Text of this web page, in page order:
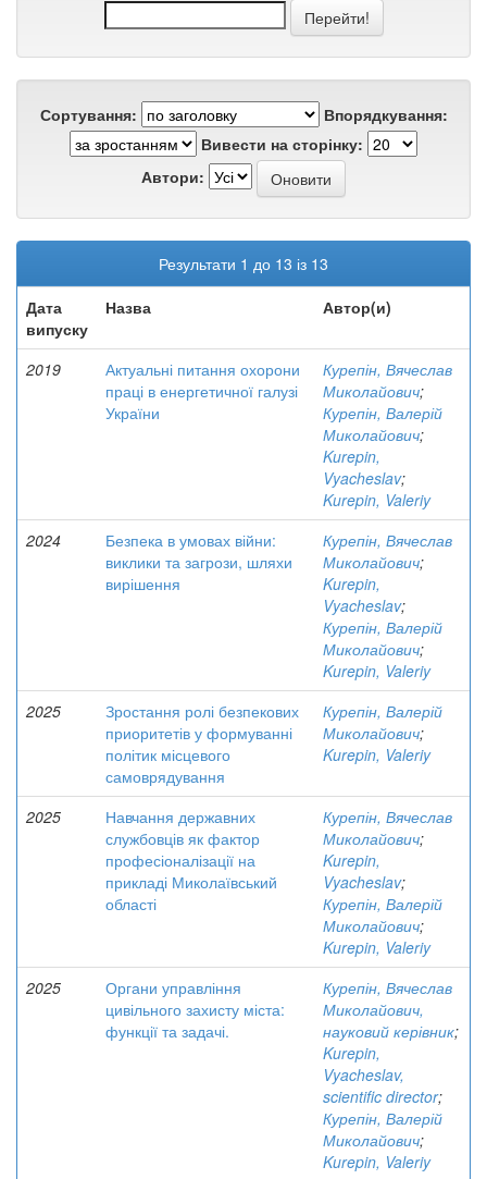
Сортування:
Впорядкування:
Вивести на сторінку:
Автори:
Результати 1 до 13 із 13
Дата
випуску
Назва Автор(и)
2019
Актуальні питання охорони
праці в енергетичної галузі
України
Курепін, Вячеслав
Миколайович;
Курепін, Валерій
Миколайович;
Kurepin,
Vyacheslav;
Kurepin, Valeriy
2024
Безпека в умовах війни:
виклики та загрози, шляхи
вирішення
Курепін, Вячеслав
Миколайович;
Kurepin,
Vyacheslav;
Курепін, Валерій
Миколайович;
Kurepin, Valeriy
2025
Зростання ролі безпекових
приоритетів у формуванні
політик місцевого
самоврядування
Курепін, Валерій
Миколайович;
Kurepin, Valeriy
2025
Навчання державних
службовців як фактор
професіоналізації на
прикладі Миколаївський
області
Курепін, Вячеслав
Миколайович;
Kurepin,
Vyacheslav;
Курепін, Валерій
Миколайович;
Kurepin, Valeriy
2025
Органи управління
цивільного захисту міста:
функції та задачі.
Курепін, Вячеслав
Миколайович,
науковий керівник;
Kurepin,
Vyacheslav,
scientific director;
Курепін, Валерій
Миколайович;
Kurepin, Valeriy